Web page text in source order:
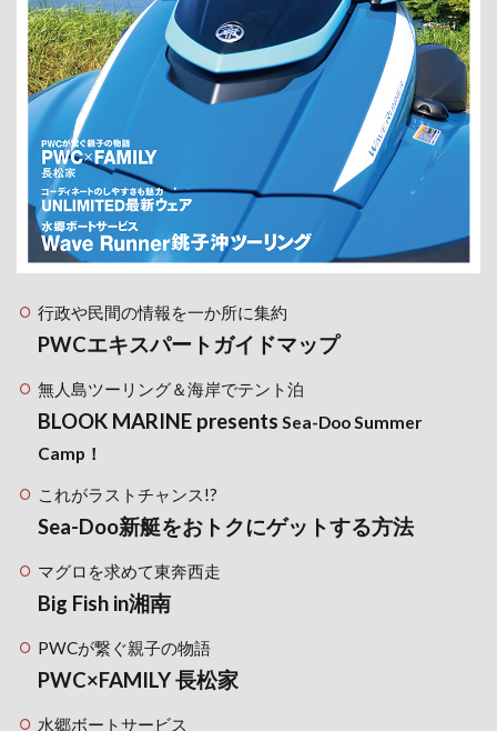
行政や民間の情報を一か所に集約
PWCエキスパートガイドマップ
無人島ツーリング＆海岸でテント泊
BLOOK MARINE presents Sea-Doo Summer
Camp！
これがラストチャンス!?
Sea-Doo新艇をおトクにゲットする方法
マグロを求めて東奔西走
Big Fish in湘南
PWCが繋ぐ親子の物語
PWC×FAMILY 長松家
水郷ボートサービス